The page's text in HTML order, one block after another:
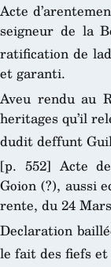
Acte
seigneur de la
ratification de
et garanti.
Aveu rendu au
heritages qu’il
dudit deffunt
[p. 552] Acte
Goion (?), aussi
rente, du 24
Declaration
le fait des fiefs